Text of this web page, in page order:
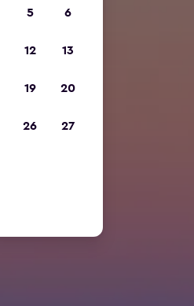
5 6
12 13
19 20
26 27